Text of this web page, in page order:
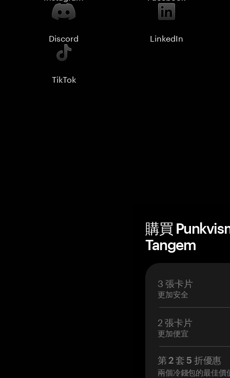
Discord LinkedIn
TikTok
購買
Tangem
3 張卡片
更加安全
2 張卡片
更加便宜
第 2 套 5 折優惠
兩個冷錢包的最佳價